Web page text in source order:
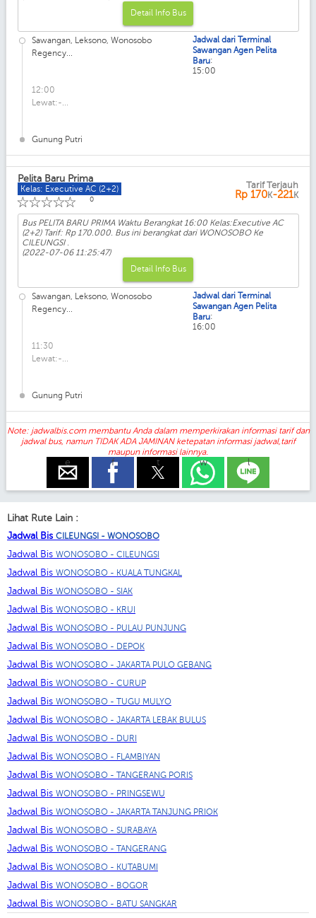
Detail Info Bus
Sawangan, Leksono, Wonosobo
Regency...
12:00
Lewat:-...
Gunung Putri
Jadwal dari Terminal
Sawangan Agen Pelita
Baru:
15:00
Pelita Baru Prima
Kelas: Executive AC (2+2)
☆
☆
☆
☆
☆ 0
Tarif Terjauh
Rp 170K-221K
Bus PELITA BARU PRIMA Waktu Berangkat 16:00 Kelas:Executive AC
(2+2) Tarif: Rp 170.000. Bus ini berangkat dari WONOSOBO Ke
CILEUNGSI .
(2022-07-06 11:25:47)
Detail Info Bus
Sawangan, Leksono, Wonosobo
Regency...
11:30
Lewat:-...
Gunung Putri
Jadwal dari Terminal
Sawangan Agen Pelita
Baru:
16:00
Note: jadwalbis.com membantu Anda dalam memperkirakan informasi tarif dan
jadwal bus, namun TIDAK ADA JAMINAN ketepatan informasi jadwal,tarif
maupun informasi lainnya.
e f t w l
Lihat Rute Lain :
Jadwal Bis CILEUNGSI - WONOSOBO
Jadwal Bis WONOSOBO - CILEUNGSI
Jadwal Bis WONOSOBO - KUALA TUNGKAL
Jadwal Bis WONOSOBO - SIAK
Jadwal Bis WONOSOBO - KRUI
Jadwal Bis WONOSOBO - PULAU PUNJUNG
Jadwal Bis WONOSOBO - DEPOK
Jadwal Bis WONOSOBO - JAKARTA PULO GEBANG
Jadwal Bis WONOSOBO - CURUP
Jadwal Bis WONOSOBO - TUGU MULYO
Jadwal Bis WONOSOBO - JAKARTA LEBAK BULUS
Jadwal Bis WONOSOBO - DURI
Jadwal Bis WONOSOBO - FLAMBIYAN
Jadwal Bis WONOSOBO - TANGERANG PORIS
Jadwal Bis WONOSOBO - PRINGSEWU
Jadwal Bis WONOSOBO - JAKARTA TANJUNG PRIOK
Jadwal Bis WONOSOBO - SURABAYA
Jadwal Bis WONOSOBO - TANGERANG
Jadwal Bis WONOSOBO - KUTABUMI
Jadwal Bis WONOSOBO - BOGOR
Jadwal Bis WONOSOBO - BATU SANGKAR